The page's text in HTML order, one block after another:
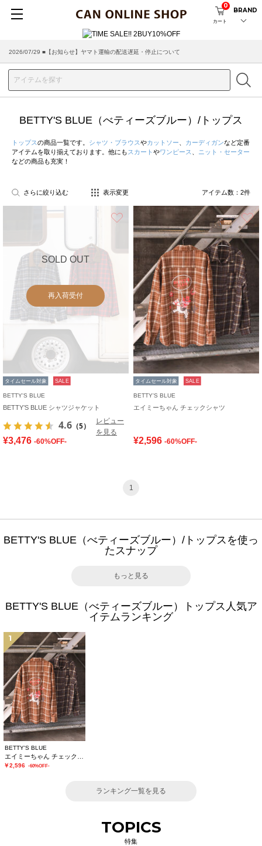
カート
0
BRAND
2026/07/29 ■【お知らせ】ヤマト運輸の配送遅延・停止について
2026/03/18 ■店舗受け取りサービスのご案内
BETTY'S BLUE（べティーズブルー）/トップス
トップスの商品一覧です。 シャツ・ブラウスやカットソー カーディガンなど定番
アイテムを取り揃えております。他にも スカート やワンピース
ニット・セーター
などの商品も充実！
さらに絞り込む 表示変更 アイテム数： 2件
SOLD OUT
再入荷受付
タイムセール対象 SALE
BETTY'S BLUE
BETTY’S BLUE シャツジャケット
4.6 （5）
レビュー
を見る
¥3,476 -60%OFF-
タイムセール対象 SALE
BETTY'S BLUE
エイミーちゃん チェックシャツ
¥2,596 -60%OFF-
1
BETTY'S BLUE（べティーズブルー）/トップスを使っ
たスナップ
もっと見る
BETTY'S BLUE（べティーズブルー）トップス人気ア
イテムランキング
1
BETTY'S BLUE
￥2,596 -60%OFF-
ランキング一覧を見る
TOPICS
特集